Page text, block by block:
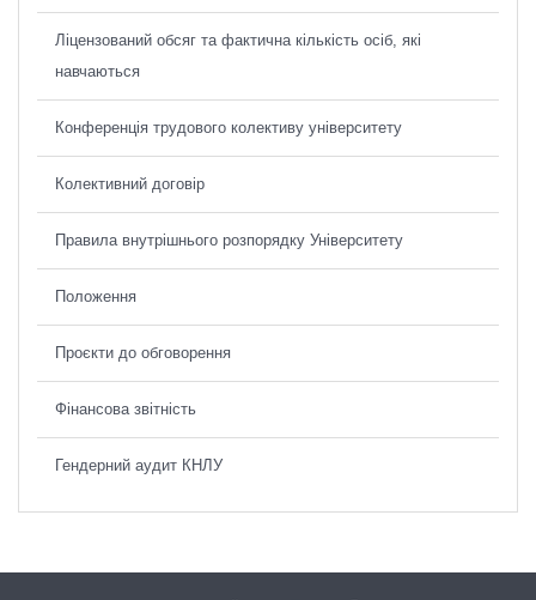
Ліцензований обсяг та фактична кількість осіб, які
навчаються
Конференція трудового колективу університету
Колективний договір
Правила внутрішнього розпорядку Університету
Положення
Проєкти до обговорення
Фінансова звітність
Гендерний аудит КНЛУ